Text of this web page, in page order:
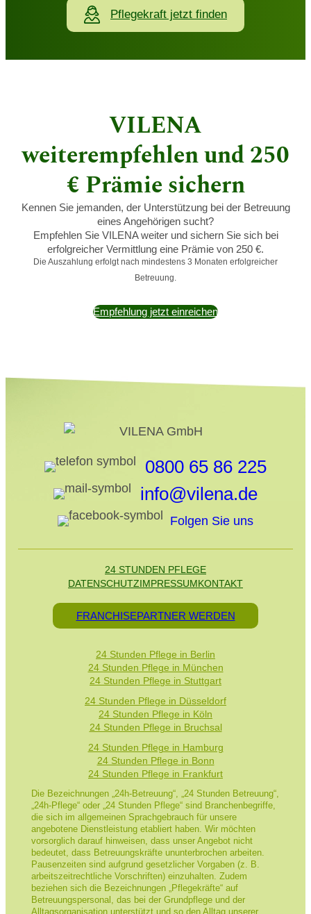
Pflegekraft jetzt finden
VILENA
weiterempfehlen und 250
€ Prämie sichern
Kennen Sie jemanden, der Unterstützung bei der Betreuung
eines Angehörigen sucht?
Empfehlen Sie VILENA weiter und sichern Sie sich bei
erfolgreicher Vermittlung eine Prämie von 250 €.
Die Auszahlung erfolgt nach mindestens 3 Monaten erfolgreicher
Betreuung.
Empfehlung jetzt einreichen
0800 65 86 225
info@vilena.de
Folgen Sie uns
24 STUNDEN PFLEGE
DATENSCHUTZIMPRESSUMKONTAKT
FRANCHISEPARTNER WERDEN
24 Stunden Pflege in Berlin
24 Stunden Pflege in München
24 Stunden Pflege in Stuttgart
24 Stunden Pflege in Düsseldorf
24 Stunden Pflege in Köln
24 Stunden Pflege in Bruchsal
24 Stunden Pflege in Hamburg
24 Stunden Pflege in Bonn
24 Stunden Pflege in Frankfurt
Die Bezeichnungen „24h-Betreuung“, „24 Stunden Betreuung“,
„24h-Pflege“ oder „24 Stunden Pflege“ sind Branchenbegriffe,
die sich im allgemeinen Sprachgebrauch für unsere
angebotene Dienstleistung etabliert haben. Wir möchten
vorsorglich darauf hinweisen, dass unser Angebot nicht
bedeutet, dass Betreuungskräfte ununterbrochen arbeiten.
Pausenzeiten sind aufgrund gesetzlicher Vorgaben (z. B.
arbeitszeitrechtliche Vorschriften) einzuhalten. Zudem
beziehen sich die Bezeichnungen „Pflegekräfte“ auf
Betreuungspersonal, das bei der Grundpflege und der
Alltagsorganisation unterstützt und so den Alltag unserer